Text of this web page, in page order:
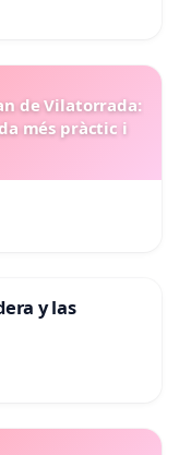
de Vilatorrada:
més pràctic i
y las